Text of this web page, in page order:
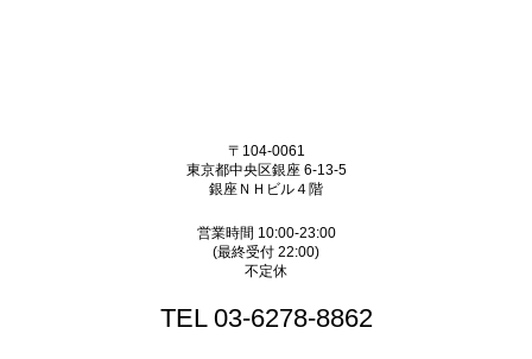
〒104-0061
東京都中央区銀座 6-13-5
銀座ＮＨビル４階
営業時間 10:00-23:00
(最終受付 22:00)
不定休
TEL 03-6278-8862